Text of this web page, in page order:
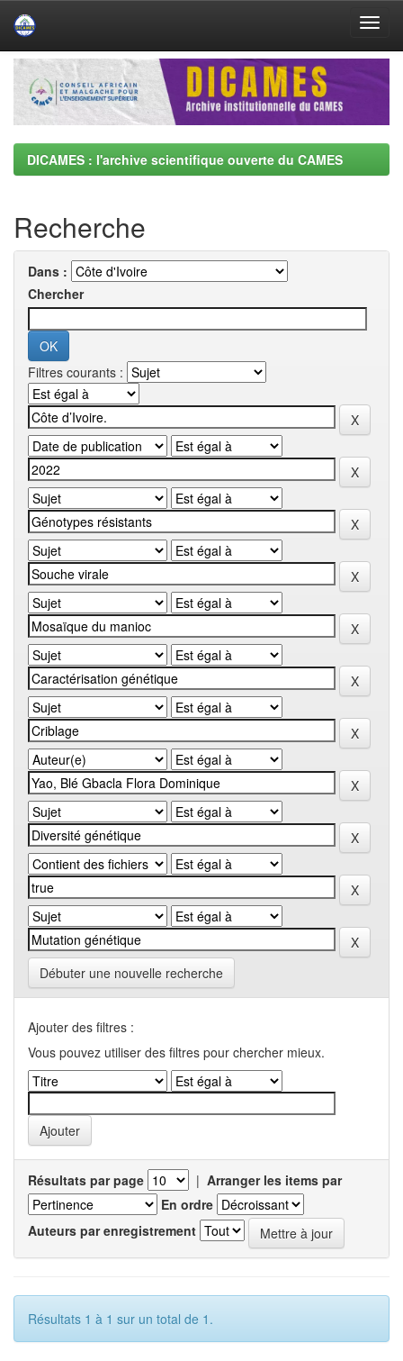
Skip
navigation
DICAMES : l'archive scientifique ouverte du CAMES
Recherche
Dans :
Chercher
Filtres courants :
Débuter une nouvelle recherche
Ajouter des filtres :
Vous pouvez utiliser des filtres pour chercher mieux.
Résultats par page | Arranger les items par
En ordre
Auteurs par enregistrement
Résultats 1 à 1 sur un total de 1.